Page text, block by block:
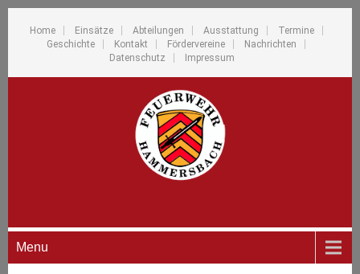
Home Einsätze Abteilungen Ausstattung
Termine
Geschichte
Kontakt Fördervereine
Nachrichten
Datenschutz
Impressum
Menu